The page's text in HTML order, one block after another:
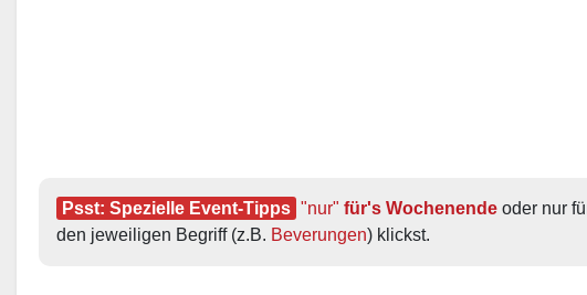
Psst: Spezielle Event-Tipps "nur" für's Wochenende oder nur
den jeweiligen Begriff (z.B. Beverungen) klickst.